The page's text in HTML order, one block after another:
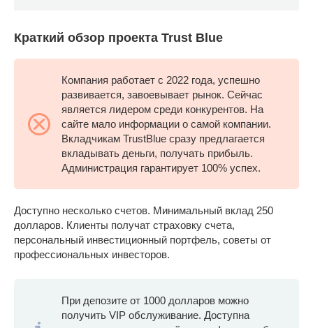
Краткий обзор проекта Trust Blue
Компания работает с 2022 года, успешно
развивается, завоевывает рынок. Сейчас
является лидером среди конкурентов. На
сайте мало информации о самой компании.
Вкладчикам TrustBlue сразу предлагается
вкладывать деньги, получать прибыль.
Администрация гарантирует 100% успех.
Доступно несколько счетов. Минимальный вклад 250
долларов. Клиенты получат страховку счета,
персональный инвестиционный портфель, советы от
профессиональных инвесторов.
При депозите от 1000 долларов можно
получить VIP обслуживание. Доступна